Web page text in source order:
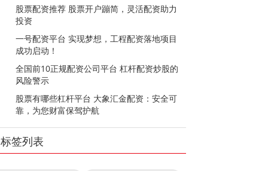
股票配资推荐 股票开户蹦简，灵活配资助力
投资
一号配资平台 实现梦想，工程配资落地项目
成功启动！
全国前10正规配资公司平台 杠杆配资炒股的
风险警示
股票有哪些杠杆平台 大象汇金配资：安全可
靠，为您财富保驾护航
标签列表